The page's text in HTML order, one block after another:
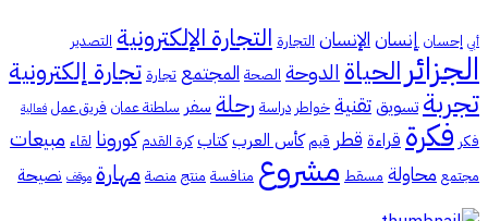
أبي إحسان إنسانالإنسان التجارة التجارة الإلكترونية التصدير
الجزائر الحياةالدوحة الصحة المجتمع تجارة تجارة إلكترونية
تجربة تسويقتقنية خواطر دراسة رحلة سفر سلطنة عمان فريق عمل فعالية
فكر فكرة قراءة قطر قيم كأس العرب كتاب كرة القدم كورونا لقاء مبيعات
مجتمع محاولة مسقط مشروع منافسة منتج منصة مهارة موقف نصيحة